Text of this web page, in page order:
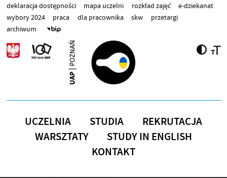
Przejdź do treści
deklaracja dostępności mapa uczelni rozkład zajęć
e-dziekanat
wybory 2024
praca dla pracownika skw
przetargi
archiwum
UCZELNIA STUDIA
REKRUTACJA
WARSZTATY
STUDY IN ENGLISH
KONTAKT